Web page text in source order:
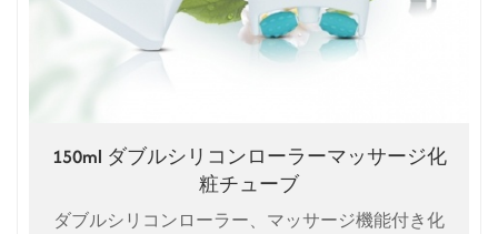
150ml ダブルシリコンローラーマッサージ化
粧チューブ
ダブルシリコンローラー、マッサージ機能付き化